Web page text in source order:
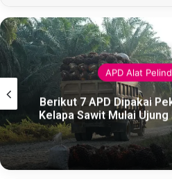
Pekerja Informal Rentan
Dampak